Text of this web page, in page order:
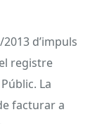
d’impuls
registre
La
facturar a